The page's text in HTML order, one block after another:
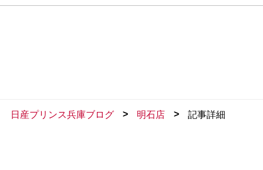
日産プリンス兵庫ブログ > 明石店 > 記事詳細